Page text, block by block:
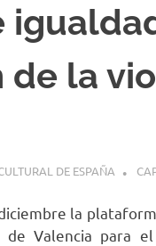
de la
DE ESPAÑA
la
de Valencia para